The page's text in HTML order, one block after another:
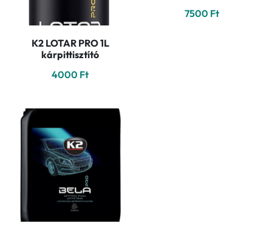
K2 LOTAR PRO 1L
kárpittisztító
4000 Ft
7500 Ft